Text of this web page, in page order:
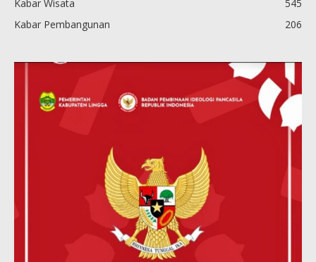
Kabar Wisata
545
Kabar Pembangunan
206